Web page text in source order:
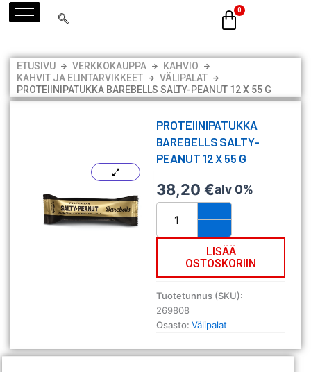
Siirry
sisältöön
ETUSIVU VERKKOKAUPPA
KAHVIO
KAHVIT JA ELINTARVIKKEET
VÄLIPALAT
PROTEIINIPATUKKA BAREBELLS SALTY-PEANUT 12 X 55 G
PROTEIINIPATUKKA
BAREBELLS SALTY-
PEANUT 12 X 55 G
38,20€alv 0%
Proteiinipatukka
Barebells
Salty-
x
55
g
määrä
LISÄÄ
OSTOSKORIIN
Tuotetunnus (SKU):
269808
Osasto:Välipalat